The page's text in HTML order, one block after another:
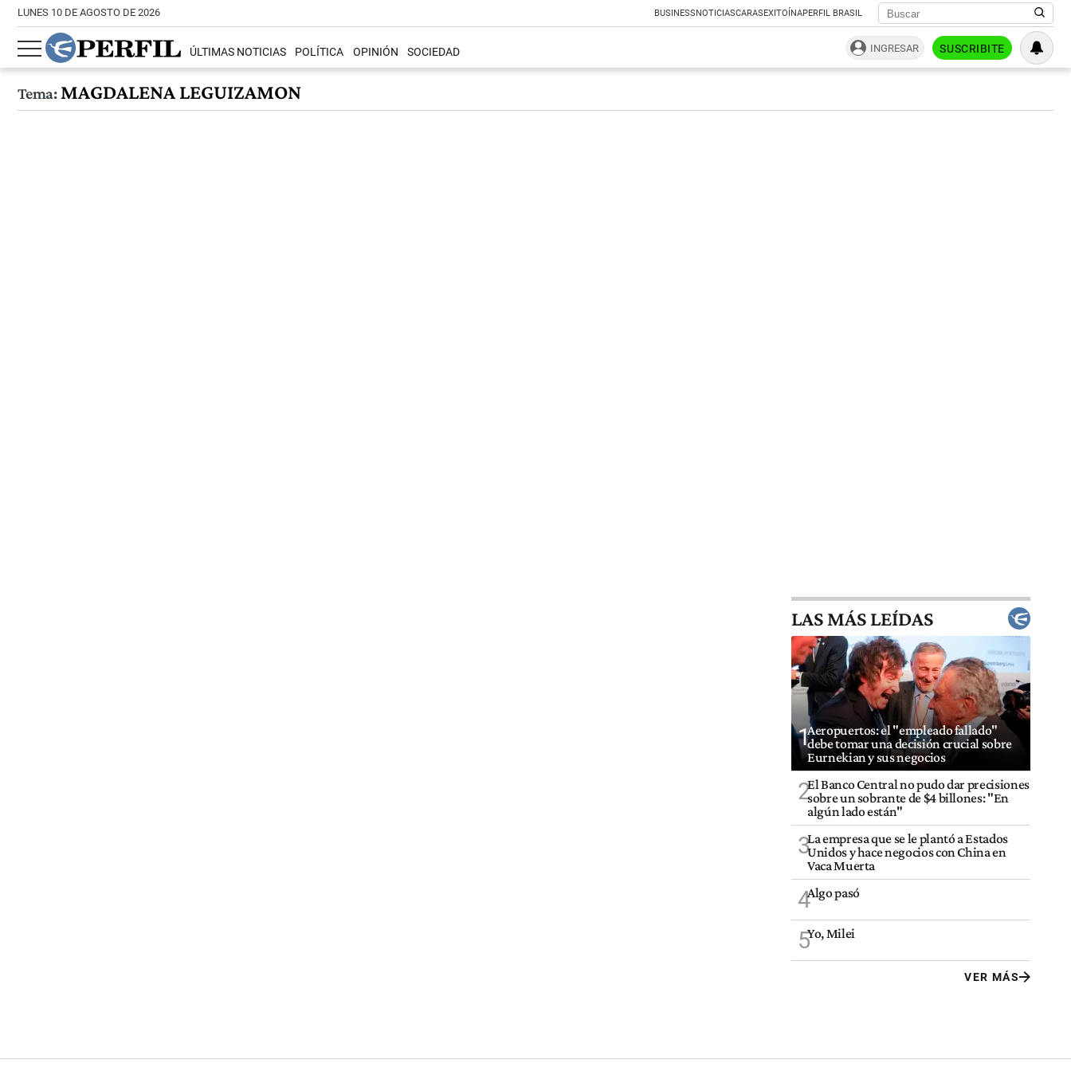
LUNES 10 DE AGOSTO DE 2026 BUSINESSNOTICIASCARASEXITOÍNAPERFIL BRASIL
ÚLTIMAS NOTICIAS POLÍTICA OPINIÓN SOCIEDAD INGRESAR SUSCRIBITE
Tema:MAGDALENA LEGUIZAMON
LAS MÁS LEÍDAS
1Aeropuertos: el "empleado fallado"
debe tomar una decisión crucial sobre
Eurnekian y sus negocios
2El Banco Central no pudo dar precisiones
sobre un sobrante de $4 billones: "En
algún lado están"
3La empresa que se le plantó a Estados
Unidos y hace negocios con China en
Vaca Muerta
4Algo pasó
5Yo, Milei
VER MÁS